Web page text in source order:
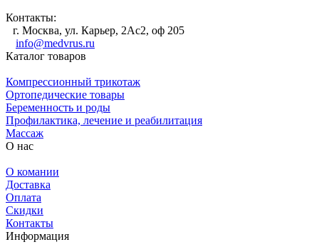
Контакты:
г. Москва, ул. Карьер, 2Ас2, оф 205
info@medvrus.ru
Каталог товаров
Компрессионный трикотаж
Ортопедические товары
Беременность и роды
Профилактика, лечение и реабилитация
Массаж
О нас
О комании
Доставка
Оплата
Скидки
Контакты
Информация